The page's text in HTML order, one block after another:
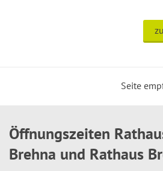
Seite
Öffnungszeiten
Brehna und Rathaus